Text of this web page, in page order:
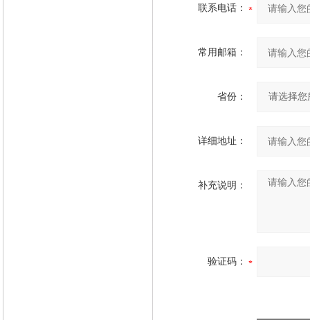
联系电话：
常用邮箱：
省份：
详细地址：
补充说明：
验证码：